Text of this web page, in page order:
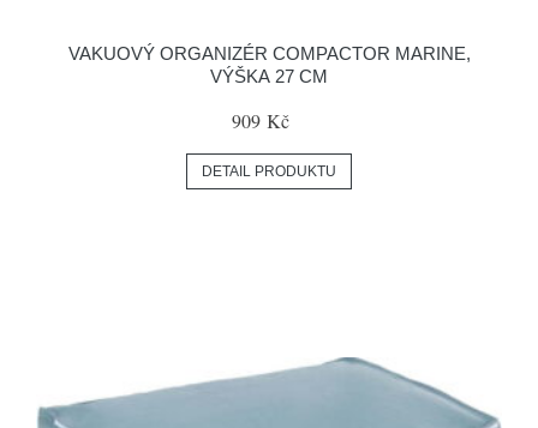
VAKUOVÝ ORGANIZÉR COMPACTOR MARINE,
VÝŠKA 27 CM
909 Kč
DETAIL PRODUKTU